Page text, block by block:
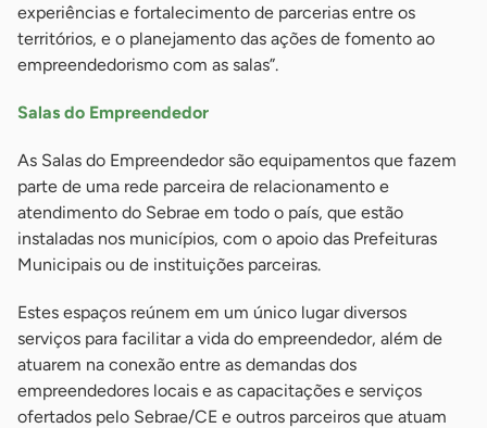
experiências e fortalecimento de parcerias entre os
territórios, e o planejamento das ações de fomento ao
empreendedorismo com as salas”.
Salas do Empreendedor
As Salas do Empreendedor são equipamentos que fazem
parte de uma rede parceira de relacionamento e
atendimento do Sebrae em todo o país, que estão
instaladas nos municípios, com o apoio das Prefeituras
Municipais ou de instituições parceiras.
Estes espaços reúnem em um único lugar diversos
serviços para facilitar a vida do empreendedor, além de
atuarem na conexão entre as demandas dos
empreendedores locais e as capacitações e serviços
ofertados pelo Sebrae/CE e outros parceiros que atuam